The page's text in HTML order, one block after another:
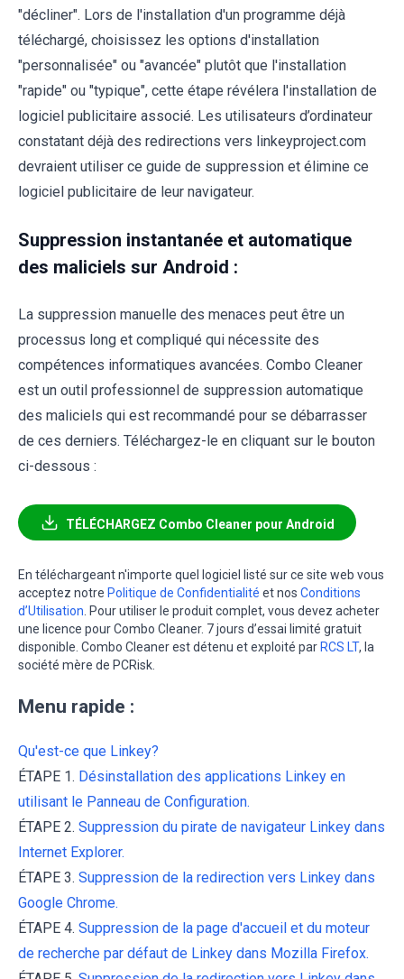
"décliner". Lors de l'installation d'un programme déjà
téléchargé, choisissez les options d'installation
"personnalisée" ou "avancée" plutôt que l'installation
"rapide" ou "typique", cette étape révélera l'installation de
logiciel publicitaire associé. Les utilisateurs d’ordinateur
constatant déjà des redirections vers linkeyproject.com
devraient utiliser ce guide de suppression et élimine ce
logiciel publicitaire de leur navigateur.
Suppression instantanée et automatique
des maliciels sur Android :
La suppression manuelle des menaces peut être un
processus long et compliqué qui nécessite des
compétences informatiques avancées. Combo Cleaner
est un outil professionnel de suppression automatique
des maliciels qui est recommandé pour se débarrasser
de ces derniers. Téléchargez-le en cliquant sur le bouton
ci-dessous :
TÉLÉCHARGEZ Combo Cleaner pour Android
En téléchargeant n'importe quel logiciel listé sur ce site web vous
acceptez notre Politique de Confidentialité et nos Conditions
d’Utilisation . Pour utiliser le produit complet, vous devez acheter
une licence pour Combo Cleaner. 7 jours d’essai limité gratuit
disponible. Combo Cleaner est détenu et exploité par RCS LT, la
société mère de PCRisk.
Menu rapide :
Qu'est-ce que Linkey?
ÉTAPE 1. Désinstallation des applications Linkey en
utilisant le Panneau de Configuration.
ÉTAPE 2. Suppression du pirate de navigateur Linkey dans
Internet Explorer.
ÉTAPE 3. Suppression de la redirection vers Linkey dans
Google Chrome.
ÉTAPE 4. Suppression de la page d'accueil et du moteur
de recherche par défaut de Linkey dans Mozilla Firefox.